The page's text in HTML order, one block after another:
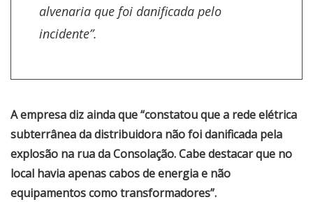
alvenaria que foi danificada pelo
incidente”.
A empresa diz ainda que “constatou que a rede elétrica
subterrânea da distribuidora não foi danificada pela
explosão na rua da Consolação. Cabe destacar que no
local havia apenas cabos de energia e não
equipamentos como transformadores”.